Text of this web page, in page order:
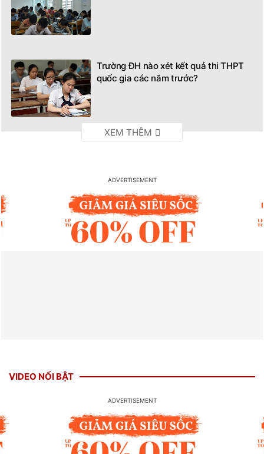
Trường ĐH nào xét kết quả thi THPT
quốc gia các năm trước?
VIDEO NỔI BẬT